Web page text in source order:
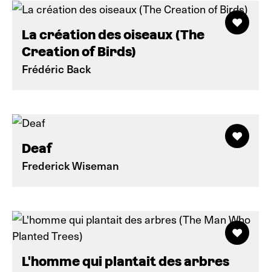
La création des oiseaux (The
Creation of Birds)
Frédéric Back
Deaf
Frederick Wiseman
L'homme qui plantait des arbres